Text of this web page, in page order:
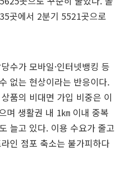
곳에서 2분기 5521곳으로
수가 모바일·인터넷뱅킹 등
없는 현상이라는 반응이다.
품의 비대면 가입 비중은 이
며 생활권 내 1㎞ 이내 중복
늘고 있다. 이용 수요가 줄고
인 점포 축소는 불가피하다